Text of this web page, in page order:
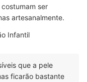
ser
artesanalmente.
Infantil
que a pele
ficarão bastante